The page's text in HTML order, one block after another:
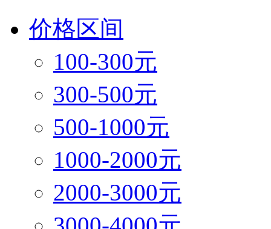
价格区间
100-300元
300-500元
500-1000元
1000-2000元
2000-3000元